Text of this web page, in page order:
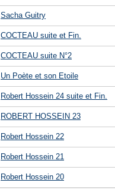
Sacha Guitry
COCTEAU suite et Fin.
COCTEAU suite N°2
Un Poète et son Etoile
Robert Hossein 24 suite et Fin.
ROBERT HOSSEIN 23
Robert Hossein 22
Robert Hossein 21
Robert Hossein 20